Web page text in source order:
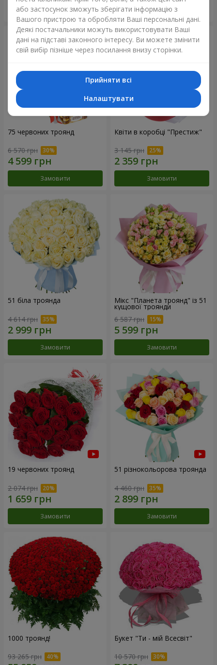
Замовити Замовити
75 червоних троянд
6 570 грн
Замовити
Квіти в коробці "Престиж"
3 145 грн
Замовити
51 біла троянда
4 614 грн
Замовити
Мікс "Планета троянд" із 51
кущової троянди
6 587 грн
Замовити
19 червоних троянд
2 074 грн
Замовити
51 різнокольорова троянда
4 460 грн
Замовити
1000 троянд!
93 265 грн
Букет "Ти - мій Всесвіт"
10 570 грн
або застосунок зможуть зберігати інформацію з
Вашого пристрою та обробляти Ваші персональні дані.
Деякі постачальники можуть використовувати Ваші
дані на підставі законного інтересу. Ви можете змінити
свій вибір пізніше через посилання внизу сторінки.
Прийняти всі
Налаштувати